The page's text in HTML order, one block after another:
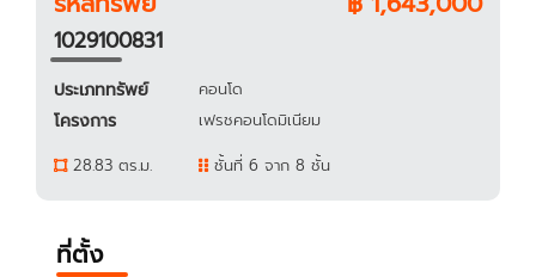
1029100831
ประเภททรัพย์ คอนโด
โครงการ
เฟรชคอนโดมิเนียม
28.83 ตร.ม.
ชั้นที่ 6 จาก 8 ชั้น
ที่ตั้ง